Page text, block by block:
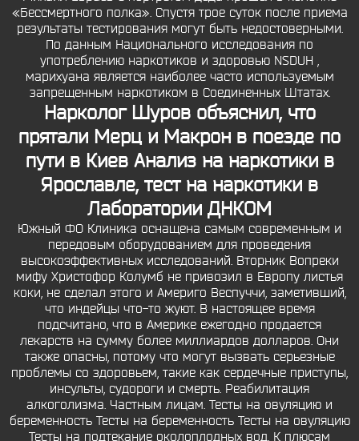
«Бессмертного полка». Спустя трое суток после приема
результаты тестирования могут быть недостоверными.
По данным Национального исследования по
употреблению наркотиков и здоровью NSDUH ,
марихуана является наиболее часто используемым
запрещенным наркотиком в Соединенных Штатах.
Нарколог Шуров объяснил, что
прятали Мерц и Макрон в поезде по
пути в Киев Анализ на наркотики в
Ярославле, тест на наркотики в
Лаборатории ДНКОМ
Южный ФО Клиника оснащена самым современным и
передовым оборудованием для проведения
высокоэффективных исследований. Вторник Вопреки
мифу Христофор Колумб не привозил в Европу листья
коки, не сделал этого и Америго Веспуччи, заметивший,
что индейцы что-то жуют. В настоящее время
подсчитано, что в Америке ежегодно продается
лекарств на сумму более миллиардов долларов. Они
также опасны, потому что могут вызвать серьезные
проблемы со здоровьем, такие как сердечные приступы,
инсульты, судороги и смерть. Реабилитация
алкоголизма. Частным лицам. Тесты на овуляцию и
беременность Тесты на беременность Тесты на овуляцию
Тесты на подтекание околоплодных вод. К плюсам